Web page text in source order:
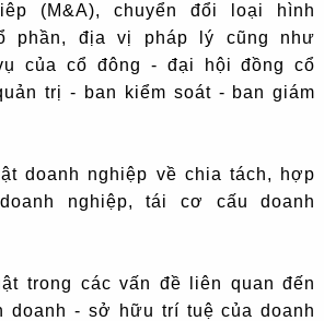
(M&A), chuyển đổi loại hình
phần, địa vị pháp lý cũng như
của cổ đông - đại hội đồng cổ
trị - ban kiểm soát - ban giám
doanh nghiệp về chia tách, hợp
nghiệp, tái cơ cấu doanh
trong các vấn đề liên quan đến
doanh - sở hữu trí tuệ của doanh